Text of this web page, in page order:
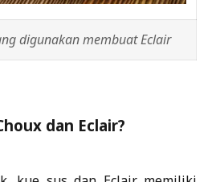
digunakan membuat Eclair
dan Eclair?